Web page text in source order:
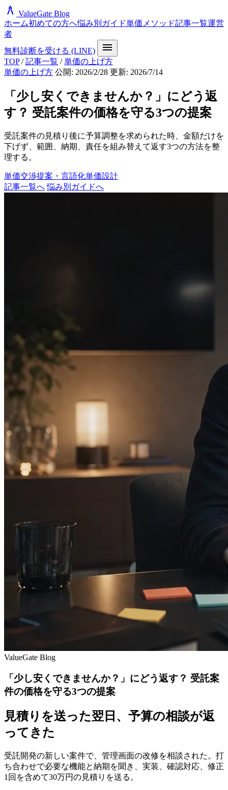
architecture ValueGate Blog
ホーム初めての方へ悩み別ガイド単価メソッド記事一覧運営
者
無料診断を受ける (LINE)
menu
TOP / 記事一覧 / 単価の上げ方
単価の上げ方 公開: 2026/2/28 更新: 2026/7/14
「少し安くできませんか？」にどう返
す？ 受託案件の価格を守る3つの提案
受託案件の見積り後に予算調整を求められた時、金額だけを
下げず、範囲、納期、責任を組み替えて返す3つの方法を整
理する。
単価交渉提案・言語化単価設計
記事一覧へ 悩み別ガイドへ
ValueGate Blog
「少し安くできませんか？」にどう返す？ 受託案
件の価格を守る3つの提案
見積りを送った翌日、予算の相談が返
ってきた
受託開発の新しい案件で、管理画面の改修を相談された。打
ち合わせで必要な機能と納期を聞き、実装、確認対応、修正
1回を含めて30万円の見積りを送る。